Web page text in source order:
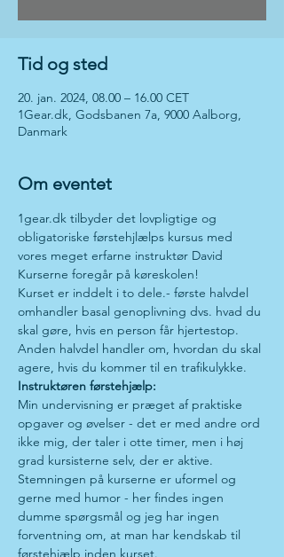
Tid og sted
20. jan. 2024, 08.00 – 16.00 CET
1Gear.dk, Godsbanen 7a, 9000 Aalborg,
Danmark
Om eventet
1gear.dk tilbyder det lovpligtige og
obligatoriske førstehjlælps kursus med
vores meget erfarne instruktør David
Kurserne foregår på køreskolen!
Kurset er inddelt i to dele.- første halvdel
omhandler basal genoplivning dvs. hvad du
skal gøre, hvis en person får hjertestop.
Anden halvdel handler om, hvordan du skal
agere, hvis du kommer til en trafikulykke.
Instruktøren førstehjælp:
Min undervisning er præget af praktiske
opgaver og øvelser - det er med andre ord
ikke mig, der taler i otte timer, men i høj
grad kursisterne selv, der er aktive.
Stemningen på kurserne er uformel og
gerne med humor - her findes ingen
dumme spørgsmål og jeg har ingen
forventning om, at man har kendskab til
førstehjælp inden kurset.